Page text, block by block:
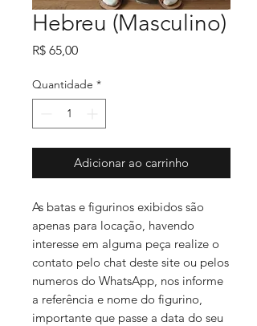
Hebreu (Masculino)
R$ 65,00Preço
Quantidade *
Adicionar ao carrinho
As batas e figurinos exibidos são
apenas para locação, havendo
interesse em alguma peça realize o
contato pelo chat deste site ou pelos
numeros do WhatsApp, nos informe
a referência e nome do figurino,
importante que passe a data do seu